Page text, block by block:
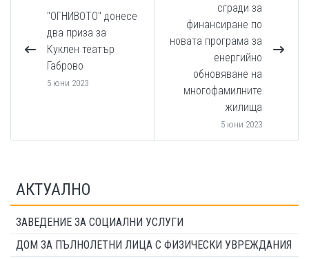
"ОГНИВОТО" донесе
два приза за
Куклен театър
Габрово
5 юни 2023
сгради за
финансиране по
новата програма за
енергийно
обновяване на
многофамилните
жилища
5 юни 2023
АКТУАЛНО
ЗАВЕДЕНИЕ ЗА СОЦИАЛНИ УСЛУГИ
ДОМ ЗА ПЪЛНОЛЕТНИ ЛИЦА С ФИЗИЧЕСКИ УВРЕЖДАНИЯ